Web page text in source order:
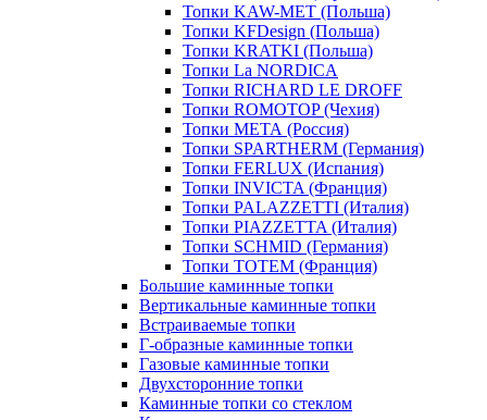
Топки KAW-MET (Польша)
Топки KFDesign (Польша)
Топки KRATKI (Польша)
Топки La NORDICA
Топки RICHARD LE DROFF
Топки ROMOTOP (Чехия)
Топки МЕТА (Россия)
Топки SPARTHERM (Германия)
Топки FERLUX (Испания)
Топки INVICTA (Франция)
Топки PALAZZETTI (Италия)
Топки PIAZZETTA (Италия)
Топки SCHMID (Германия)
Топки TOTEM (Франция)
Большие каминные топки
Вертикальные каминные топки
Встраиваемые топки
Г-образные каминные топки
Газовые каминные топки
Двухсторонние топки
Каминные топки со стеклом